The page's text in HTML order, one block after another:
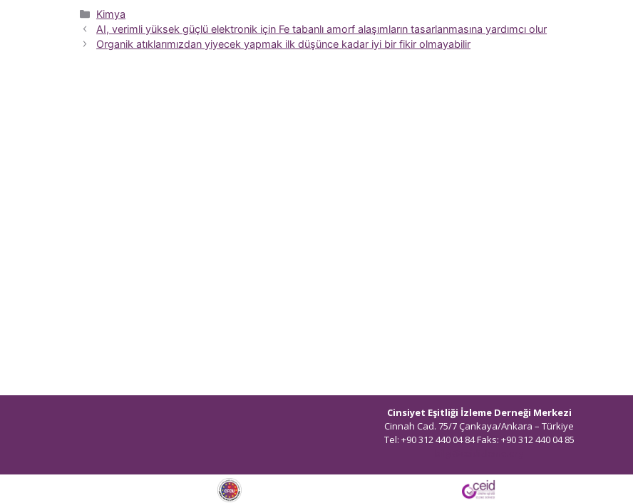
Kategoriler
Kimya
AI, verimli yüksek güçlü elektronik için Fe tabanlı amorf alaşımların tasarlanmasına yardımcı olur
Organik atıklarımızdan yiyecek yapmak ilk düşünce kadar iyi bir fikir olmayabilir
Cinsiyet Eşitliği İzleme Derneği Merkezi
Cinnah Cad. 75/7 Çankaya/Ankara – Türkiye
Tel: +90 312 440 04 84 Faks: +90 312 440 04 85